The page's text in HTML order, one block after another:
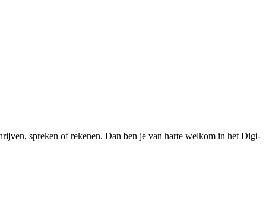
spreken of rekenen. Dan ben je van harte welkom in het Digi-